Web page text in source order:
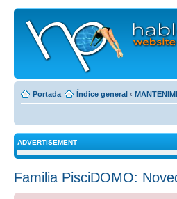
Portada Índice general ‹
ADVERTISEMENT
Familia PisciDOMO: